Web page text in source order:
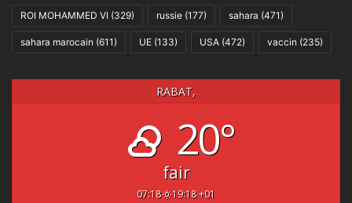
ROI MOHAMMED VI (329) russie (177) sahara (471)
sahara marocain (611) UE (133) USA (472) vaccin (235)
RABAT,
20°
fair
07:18 19:18 +01